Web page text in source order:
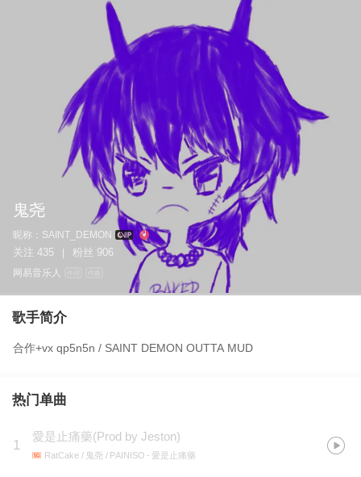
鬼尧
昵称： SAINT_DEMON
关注 435 粉丝 906
网易音乐人 作词 作曲
歌手简介
合作+vx qp5n5n / SAINT DEMON OUTTA MUD
热门单曲
1
愛是止痛藥(Prod by Jeston)
RatCake / 鬼尧 / PAINISO - 愛是止痛藥